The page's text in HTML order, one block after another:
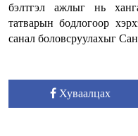
бэлтгэл ажлыг нь
татварын бодлогоор
санал боловсруулахыг
Хуваалцах